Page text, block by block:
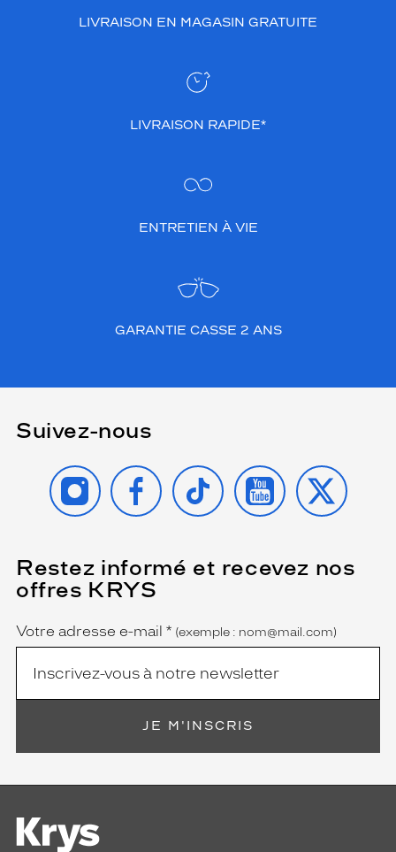
LIVRAISON EN MAGASIN GRATUITE
LIVRAISON RAPIDE*
ENTRETIEN À VIE
GARANTIE CASSE 2 ANS
Suivez-nous
INSTAGRAMFACEBOOK
TIKTOK YOUTUBE
X
Restez informé et recevez nos
offres KRYS
Name
Votre adresse e-mail *
(Ce
champ
est
(exemple : nom@mail.com)
JE M'INSCRIS